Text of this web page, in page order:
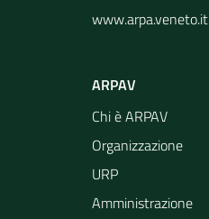
www.arpa.veneto.it
ARPAV
Chi è ARPAV
Organizzazione
URP
Amministrazione